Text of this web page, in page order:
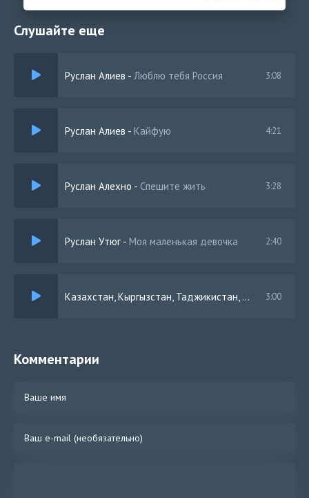
Слушайте еще
Руслан Алиев - Люблю тебя Россия 3:08
Руслан Алиев - Кайфую 4:21
Руслан Алехно - Спешите жить 3:28
Руслан Утюг- Моя маленькая девочка 2:40
Казахстан, Кыргызстан, Таджикистан, Туркменистан, Узбекистан 3:00
Комментарии